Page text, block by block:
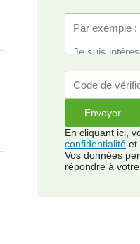
En cliquant ici,
confidentialité et
Vos données
répondre à